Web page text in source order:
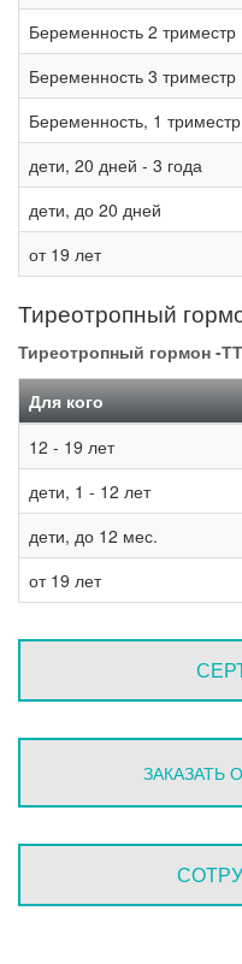
Беременность 2 триместр
Беременность 3 триместр
Беременность, 1 триместр
дети, 20 дней - 3 года
дети, до 20 дней
от 19 лет
Тиреотропный
Тиреотропный гормон -
Для кого
12 - 19 лет
дети, 1 - 12 лет
дети, до 12 мес.
от 19 лет
ЗАКАЗАТЬ